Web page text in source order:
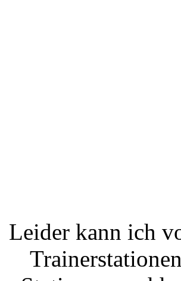
Leider kann ich